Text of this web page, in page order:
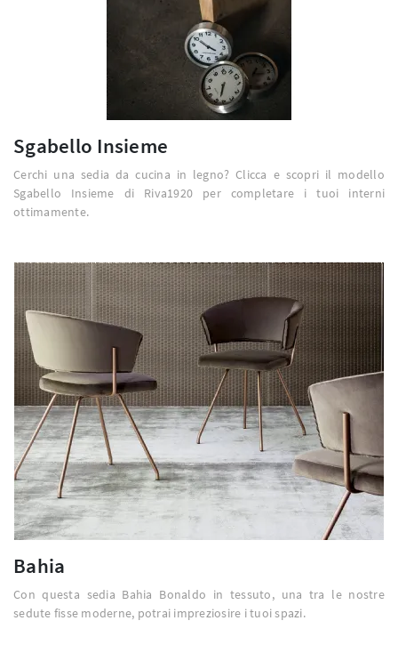
Sgabello Insieme
Cerchi una sedia da cucina in legno? Clicca e scopri il modello
Sgabello Insieme di Riva1920 per completare i tuoi interni
ottimamente.
Bahia
Con questa sedia Bahia Bonaldo in tessuto, una tra le nostre
sedute fisse moderne, potrai impreziosire i tuoi spazi.